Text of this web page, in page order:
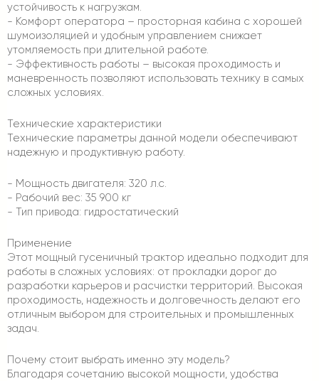
устойчивость к нагрузкам.
- Комфорт оператора – просторная кабина с хорошей
шумоизоляцией и удобным управлением снижает
утомляемость при длительной работе.
- Эффективность работы – высокая проходимость и
маневренность позволяют использовать технику в самых
сложных условиях.
Технические характеристики
Технические параметры данной модели обеспечивают
надежную и продуктивную работу.
- Мощность двигателя: 320 л.с.
- Рабочий вес: 35 900 кг
- Тип привода: гидростатический
Применение
Этот мощный гусеничный трактор идеально подходит для
работы в сложных условиях: от прокладки дорог до
разработки карьеров и расчистки территорий. Высокая
проходимость, надежность и долговечность делают его
отличным выбором для строительных и промышленных
задач.
Почему стоит выбрать именно эту модель?
Благодаря сочетанию высокой мощности, удобства